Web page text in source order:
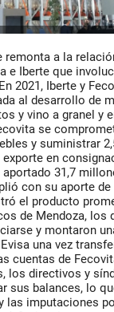
remonta a la
e Iberte que
2021, Iberte y
al desarrollo de
y vino a granel y
se
y suministrar
en
aportado 31,7
con su aporte de
el producto
de Mendoza, los
y montaron
una vez
cuentas de
los directivos y
sus balances, lo
las imputaciones